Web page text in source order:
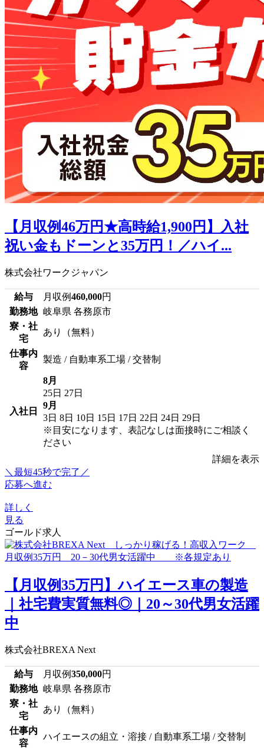
【月収例46万円★高時給1,900円】入社
祝い金もドーンと35万円！／ハイ...
株式会社ワークジャパン
給与 月収例460,000円
勤務地 岐阜県 各務原市
寮・社
宅
あり（無料）
仕事内
容
製造 / 自動車系工場 / 交替制
入社日
8月
25日 27日
9月
3日 8日 10日 15日 17日 22日 24日 29日
※目安になります、表記なしは面接時にご相談く
ださい
詳細を表示
＼最短45秒で完了／
応募へ進む
詳しく
見る
ゴールド求人
【月収例35万円】ハイエース車の製造
｜社宅費実質無料◎｜20～30代男女活躍
中
株式会社BREXA Next
給与 月収例350,000円
勤務地 岐阜県 各務原市
寮・社
宅
あり（無料）
仕事内
容
ハイエースの組立・溶接 / 自動車系工場 / 交替制